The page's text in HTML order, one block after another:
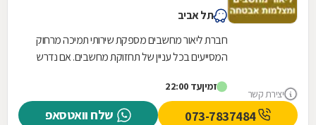
יצירת קשר
תל אביב
חברת ליאור מחשבים מספקת שירותי תמיכה מרחוק
המסייעים בכל עניין של תחזוקת מחשבים. אם נדרש
המצויד...
זמיןעד 22:00
שלח וואטסאפ 073-7837484